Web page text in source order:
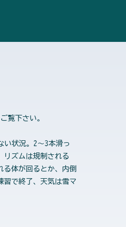
覧下さい。
い状況。2～3本滑っ
リズムは規制される
体が回るとか、内倒
習で終了、天気は雪マ